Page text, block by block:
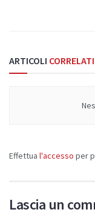
ARTICOLI CORRELATI
Effettua l'accesso per
Lascia un